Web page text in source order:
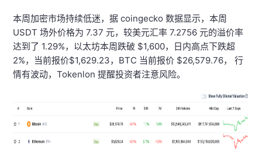
本周加密市场持续低迷，据 coingecko 数据显示，本周
USDT 场外价格为 7.37 元，较美元汇率 7.2756 元的溢价率
达到了 1.29%，以太坊本周跌破 $1,600，日内高点下跌超
2%，当前报价$1,629.23，BTC 当前报价 $26,579.76， 行
情有波动，Tokenlon 提醒投资者注意风险。